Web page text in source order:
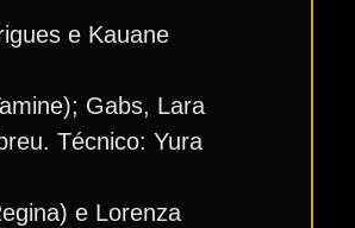
e Kauane
Gabs, Lara
Técnico: Yura
e Lorenza